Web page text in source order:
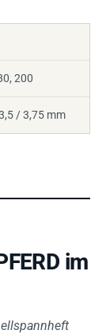
200
/ 3,75 mm
im